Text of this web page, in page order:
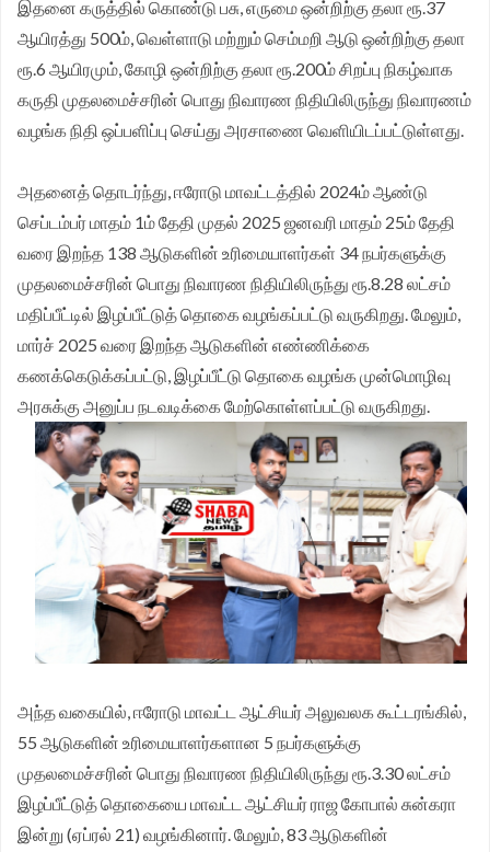
சங்க மாநில தலைவர் வேலுச்சாமி வேண்டுகோள்.
இதனை கருத்தில் கொண்டு பசு, எருமை ஒன்றிற்கு தலா ரூ.37
ஆயிரத்து 500ம், வெள்ளாடு மற்றும் செம்மறி ஆடு ஒன்றிற்கு தலா
ரூ.6 ஆயிரமும், கோழி ஒன்றிற்கு தலா ரூ.200ம் சிறப்பு நிகழ்வாக
கருதி முதலமைச்சரின் பொது நிவாரண நிதியிலிருந்து நிவாரணம்
வழங்க நிதி ஒப்பளிப்பு செய்து அரசாணை வெளியிடப்பட்டுள்ளது.
அதனைத் தொடர்ந்து, ஈரோடு மாவட்டத்தில் 2024ம் ஆண்டு
செப்டம்பர் மாதம் 1ம் தேதி முதல் 2025 ஜனவரி மாதம் 25ம் தேதி
வரை இறந்த 138 ஆடுகளின் உரிமையாளர்கள் 34 நபர்களுக்கு
முதலமைச்சரின் பொது நிவாரண நிதியிலிருந்து ரூ.8.28 லட்சம்
மதிப்பீட்டில் இழப்பீட்டுத் தொகை வழங்கப்பட்டு வருகிறது. மேலும்,
மார்ச் 2025 வரை இறந்த ஆடுகளின் எண்ணிக்கை
கணக்கெடுக்கப்பட்டு, இழப்பீட்டு தொகை வழங்க முன்மொழிவு
அரசுக்கு அனுப்ப நடவடிக்கை மேற்கொள்ளப்பட்டு வருகிறது.
அந்த வகையில், ஈரோடு மாவட்ட ஆட்சியர் அலுவலக கூட்டரங்கில்,
55 ஆடுகளின் உரிமையாளர்களான 5 நபர்களுக்கு
முதலமைச்சரின் பொது நிவாரண நிதியிலிருந்து ரூ.3.30 லட்சம்
இழப்பீட்டுத் தொகையை மாவட்ட ஆட்சியர் ராஜ கோபால் சுன்கரா
இன்று (ஏப்ரல் 21) வழங்கினார். மேலும், 83 ஆடுகளின்